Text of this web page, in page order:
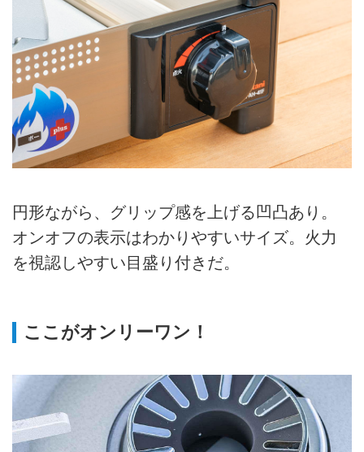
円形ながら、グリップ感を上げる凹凸あり。
オンオフの表示はわかりやすいサイズ。火力
を視認しやすい目盛り付きだ。
ここがオンリーワン！